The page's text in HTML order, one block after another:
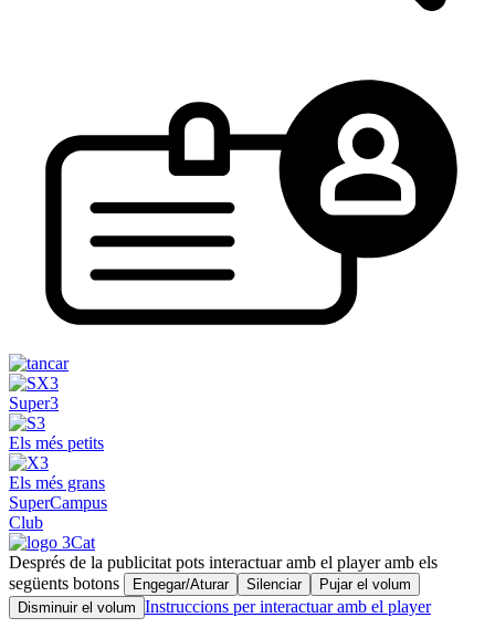
Super3
Els més petits
Els més grans
SuperCampus
Club
Després de la publicitat pots interactuar amb el player amb els
següents botons
Engegar/Aturar Silenciar
Pujar el volum
Disminuir el volum Instruccions per interactuar amb el player